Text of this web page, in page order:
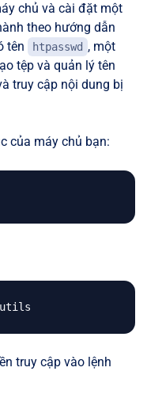
chủ và cài đặt một
theo hướng dẫn
tên
htpasswd , một
tệp và quản lý tên
truy cập nội dung bị
của máy chủ bạn:
truy cập vào lệnh